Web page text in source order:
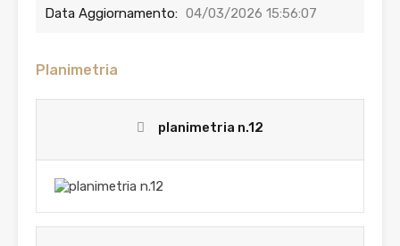
Data Aggiornamento: 04/03/2026 15:56:07
Planimetria
planimetria n.12